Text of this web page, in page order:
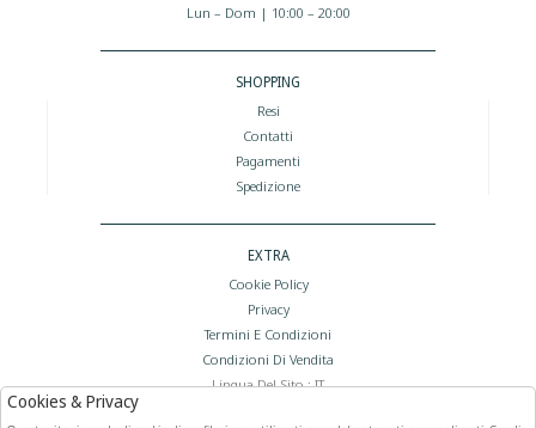
Lun – Dom | 10:00 – 20:00
SHOPPING
Resi
Contatti
Pagamenti
Spedizione
EXTRA
Cookie Policy
Privacy
Termini E Condizioni
Condizioni Di Vendita
Lingua Del Sito : IT
Cookies & Privacy